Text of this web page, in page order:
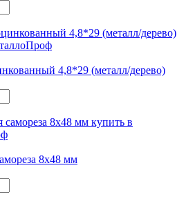
4,8*29 (металл/дерево)
8х48 мм